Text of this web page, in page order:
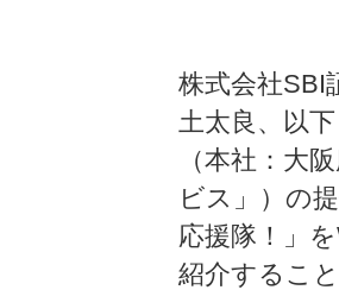
株式会社SBI
土太良、以
（本社：大
ビス」）の
応援隊！」
紹介するこ